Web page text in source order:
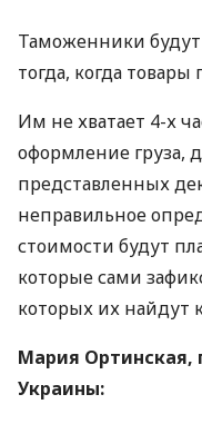
Таможенники
тогда, когда
Им не хватает 4-х
оформление груза,
представленных
неправильное
стоимости будут
которые сами
которых их найдут
Мария Ортинская,
Украины: